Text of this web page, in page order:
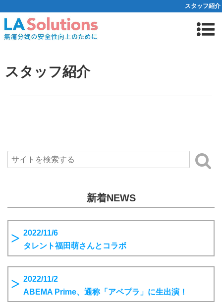
スタッフ紹介
スタッフ紹介
新着NEWS
2022/11/6
タレント福田萌さんとコラボ
2022/11/2
ABEMA Prime、通称「アベプラ」に生出演！